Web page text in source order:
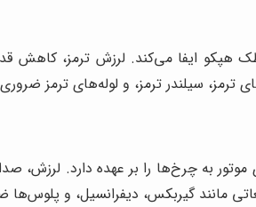
هپکو ایفا می‌کند. لرزش ترمز، کاهش
سیلندر ترمز، و لوله‌های ترمز
موتور به چرخ‌ها را بر عهده دارد.
مانند گیربکس، دیفرانسیل، و